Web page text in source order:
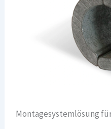
Montagesystemlösung